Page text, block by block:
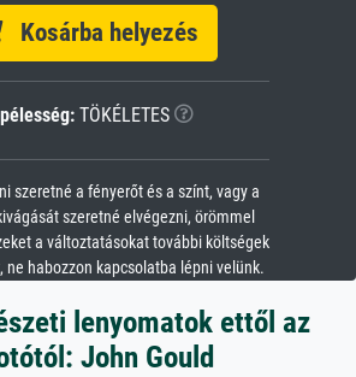
Kosárba helyezés
TÖKÉLETES
szeretné a fényerőt és a színt, vagy a
szeretné elvégezni, örömmel
a változtatásokat további költségek
ne habozzon kapcsolatba lépni velünk.
lenyomatok ettől az
John Gould